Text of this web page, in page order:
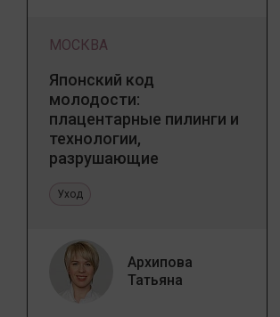
МОСКВА
Японский код
молодости:
плацентарные пилинги и
технологии,
разрушающие
Уход
Архипова
Татьяна